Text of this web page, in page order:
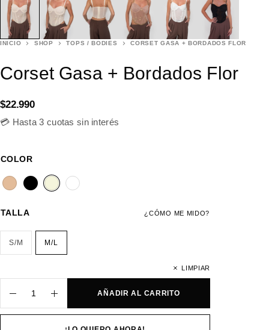
INICIO SHOP TOPS / BODIES CORSET GASA + BORDADOS FLOR
Corset Gasa + Bordados Flor
$22.990
💳 Hasta 3 cuotas sin interés
COLOR
¿CÓMO ME MIDO?
TALLA
S/M M/L
LIMPIAR
AÑADIR AL CARRITO